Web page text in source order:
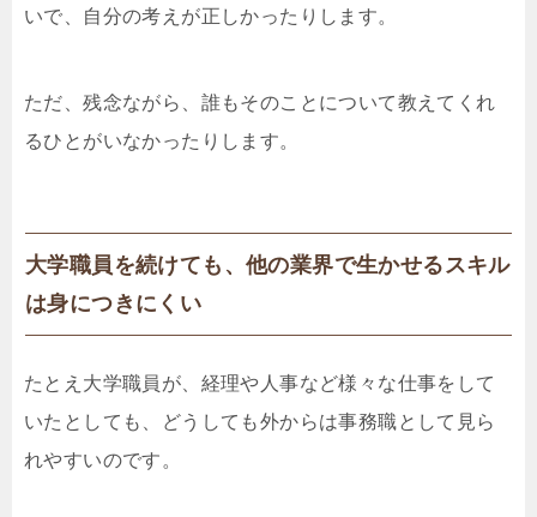
いで、自分の考えが正しかったりします。
ただ、残念ながら、誰もそのことについて教えてくれ
るひとがいなかったりします。
大学職員を続けても、他の業界で生かせるスキル
は身につきにくい
たとえ大学職員が、経理や人事など様々な仕事をして
いたとしても、どうしても外からは事務職として見ら
れやすいのです。